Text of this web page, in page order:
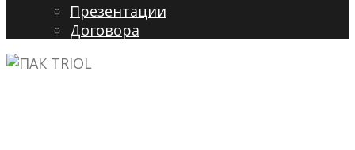
Презентации
Договора